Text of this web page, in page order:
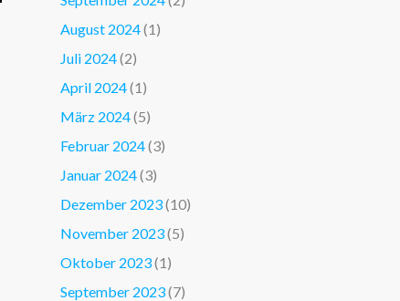
August 2024(1)
Juli 2024(2)
April 2024(1)
März 2024(5)
Februar 2024(3)
Januar 2024(3)
Dezember 2023(10)
November 2023(5)
Oktober 2023(1)
September 2023(7)